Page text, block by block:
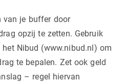
van je buffer door
opzij te zetten. Gebruik
Nibud (www.nibud.nl) om
te bepalen. Zet ook geld
– regel hiervan